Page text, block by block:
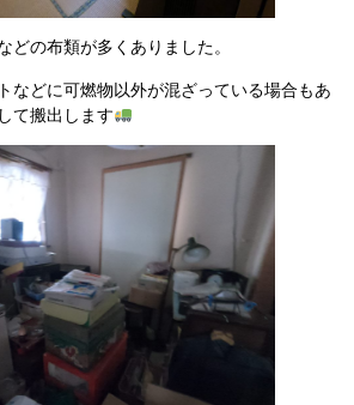
どの布類が多くありました。
などに可燃物以外が混ざっている場合もあ
て搬出します